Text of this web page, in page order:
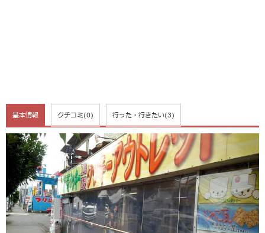
基本情報 クチコミ(0) 行った・行きたい(3)